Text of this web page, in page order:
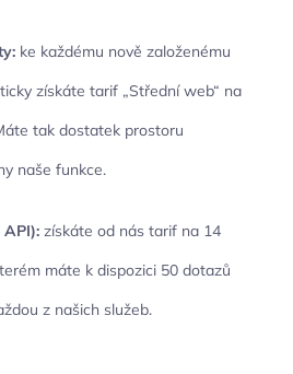
ke každému nově založenému
získáte tarif „Střední web“ na
tak dostatek prostoru
naše funkce.
získáte od nás tarif na 14
máte k dispozici 50 dotazů
z našich služeb.